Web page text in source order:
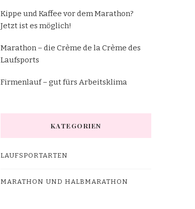
Kippe und Kaffee vor dem Marathon?
Jetzt ist es möglich!
Marathon – die Crème de la Crème des
Laufsports
Firmenlauf – gut fürs Arbeitsklima
KATEGORIEN
LAUFSPORTARTEN
MARATHON UND HALBMARATHON